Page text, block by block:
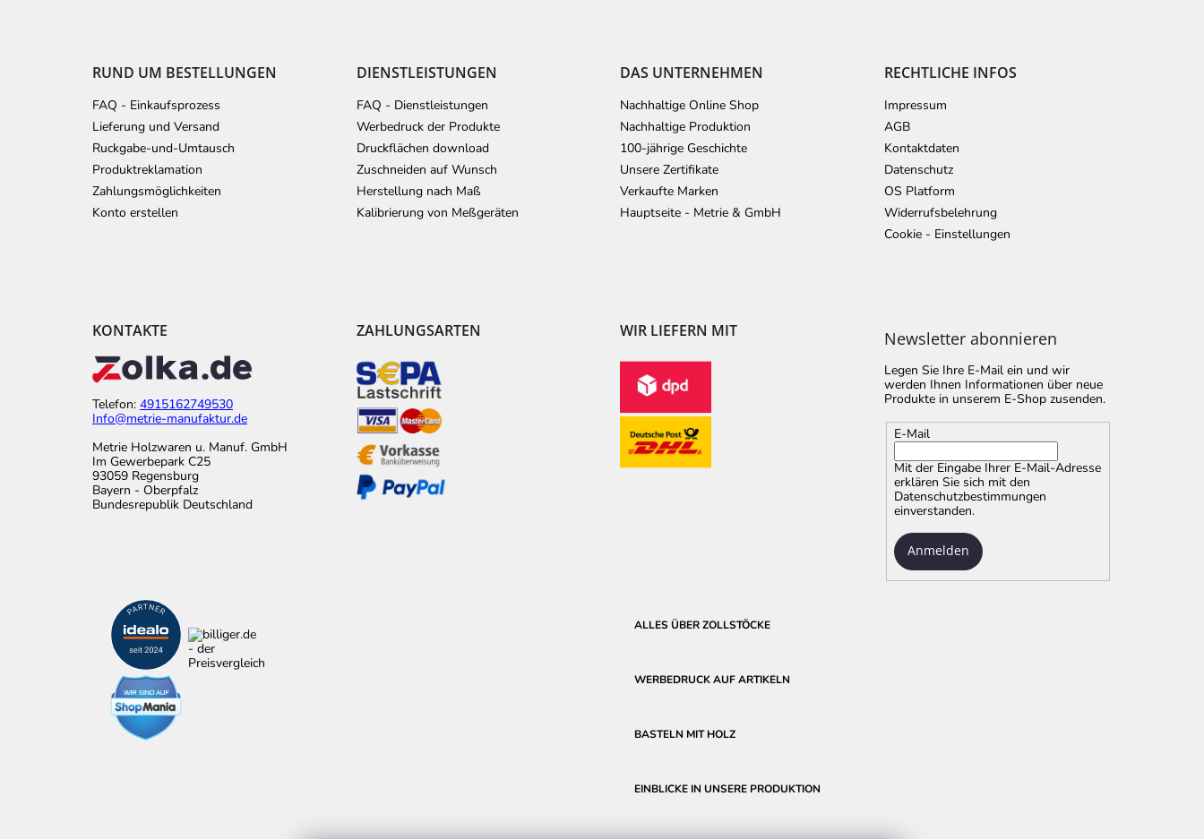
RUND UM BESTELLUNGEN
FAQ - Einkaufsprozess
Lieferung und Versand
Ruckgabe-und-Umtausch
Produktreklamation
Zahlungsmöglichkeiten
Konto erstellen
DIENSTLEISTUNGEN
FAQ - Dienstleistungen
Werbedruck der Produkte
Druckflächen download
Zuschneiden auf Wunsch
Herstellung nach Maß
Kalibrierung von Meßgeräten
DAS UNTERNEHMEN
Nachhaltige Online Shop
Nachhaltige Produktion
100-jährige Geschichte
Unsere Zertifikate
Verkaufte Marken
Hauptseite - Metrie & GmbH
RECHTLICHE INFOS
Impressum
AGB
Kontaktdaten
Datenschutz
OS Platform
Widerrufsbelehrung
Cookie - Einstellungen
KONTAKTE
Telefon: 4915162749530
Info@metrie-manufaktur.de
Metrie Holzwaren u. Manuf. GmbH
Im Gewerbepark C25
93059 Regensburg
Bayern - Oberpfalz
Bundesrepublik Deutschland
ZAHLUNGSARTEN WIR LIEFERN MIT Newsletter abonnieren
Legen Sie Ihre E-Mail ein und wir
werden Ihnen Informationen über neue
Produkte in unserem E-Shop zusenden.
E-Mail
Mit der Eingabe Ihrer E-Mail-Adresse
erklären Sie sich mitden
Datenschutzbestimmungen
einverstanden.
Anmelden
ALLES ÜBER ZOLLSTÖCKE
WERBEDRUCK AUF ARTIKELN
BASTELN MIT HOLZ
EINBLICKE IN UNSERE PRODUKTION